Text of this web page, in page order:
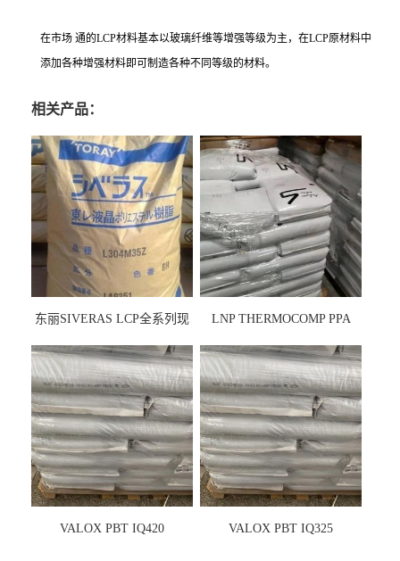
在市场 通的LCP材料基本以玻璃纤维等增强等级为主，在LCP原材料中
添加各种增强材料即可制造各种不同等级的材料。
相关产品：
东丽SIVERAS LCP全系列现
LNP THERMOCOMP PPA
VALOX PBT IQ420 VALOX PBT IQ325